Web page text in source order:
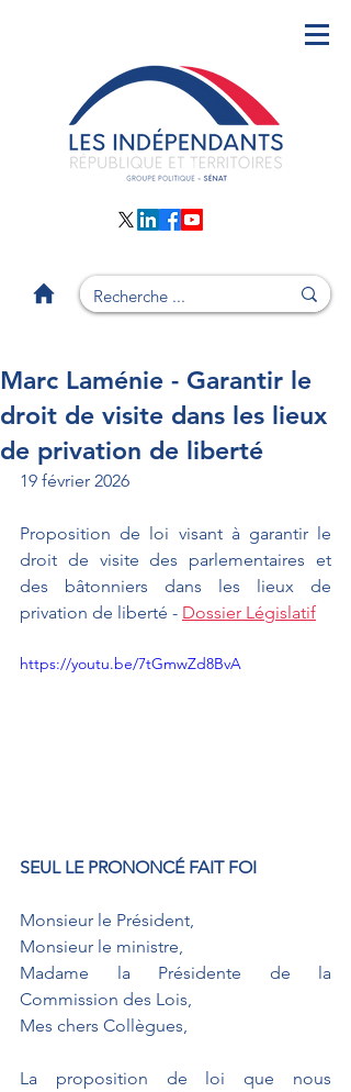
Marc Laménie - Garantir le
droit de visite dans les lieux
de privation de liberté
19 février 2026
Proposition de loi visant à garantir le
droit de visite des parlementaires et
des bâtonniers dans les lieux de
privation de liberté - Dossier Législatif
https://youtu.be/7tGmwZd8BvA
SEUL LE PRONONCÉ FAIT FOI
Monsieur le Président,
Monsieur le ministre,
Madame la Présidente de la
Commission des Lois,
Mes chers Collègues,
La proposition de loi que nous